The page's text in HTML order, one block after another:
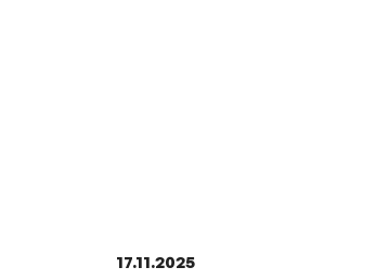
17.11.2025